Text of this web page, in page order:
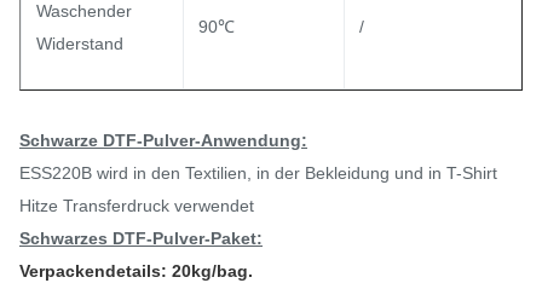
Waschender
Widerstand
90℃ /
Schwarze DTF-Pulver-Anwendung:
ESS220B wird in den Textilien, in der Bekleidung und in T-Shirt
Hitze Transferdruck verwendet
Schwarzes DTF-Pulver-Paket:
Verpackendetails: 20kg/bag.